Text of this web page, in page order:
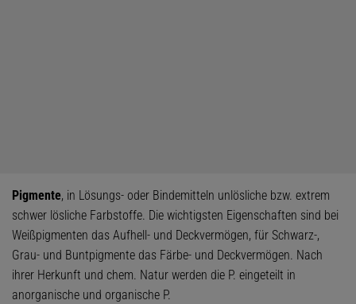
Pigmente, in Lösungs- oder Bindemitteln unlösliche bzw. extrem
schwer lösliche Farbstoffe. Die wichtigsten Eigenschaften sind bei
Weißpigmenten das Aufhell- und Deckvermögen, für Schwarz-,
Grau- und Buntpigmente das Färbe- und Deckvermögen. Nach
ihrer Herkunft und chem. Natur werden die P. eingeteilt in
anorganische und organische P.